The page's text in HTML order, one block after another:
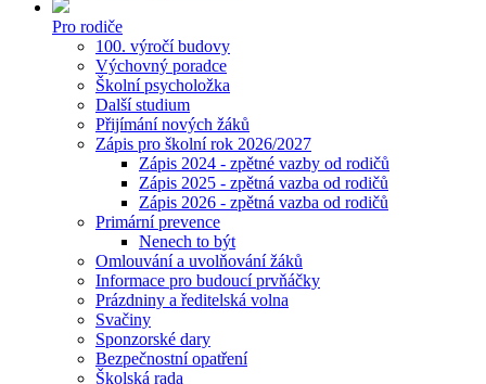
Pro rodiče
100. výročí budovy
Výchovný poradce
Školní psycholožka
Další studium
Přijímání nových žáků
Zápis pro školní rok 2026/2027
Zápis 2024 - zpětné vazby od rodičů
Zápis 2025 - zpětná vazba od rodičů
Zápis 2026 - zpětná vazba od rodičů
Primární prevence
Nenech to být
Omlouvání a uvolňování žáků
Informace pro budoucí prvňáčky
Prázdniny a ředitelská volna
Svačiny
Sponzorské dary
Bezpečnostní opatření
Školská rada